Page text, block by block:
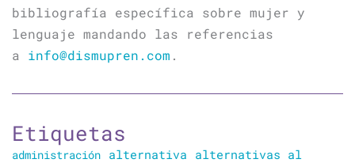
bibliografía específica sobre mujer y
lenguaje mandando las referencias
a info@dismupren.com .
Etiquetas
administración alternativa alternativas al